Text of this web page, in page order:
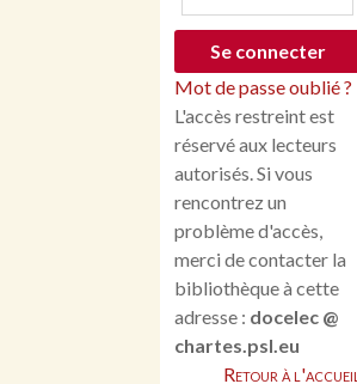
Mot de passe oublié ?
L'accès restreint est
réservé aux lecteurs
autorisés. Si vous
rencontrez un
problème d'accès,
merci de contacter la
bibliothèque à cette
adresse : docelec @
chartes.psl.eu
Retour à l'accueil